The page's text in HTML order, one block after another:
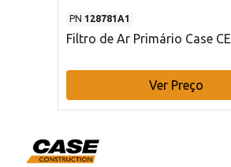
PN 128781A1
Filtro de Ar Primário Case CE
Ver Preço